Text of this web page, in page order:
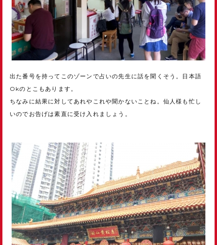
出た番号を持ってこのゾーンで占いの先生に話を聞くそう。日本語
Okのとこもあります。
ちなみに結果に対してあれやこれや聞かないことね。仙人様も忙し
いのでお告げは素直に受け入れましょう。